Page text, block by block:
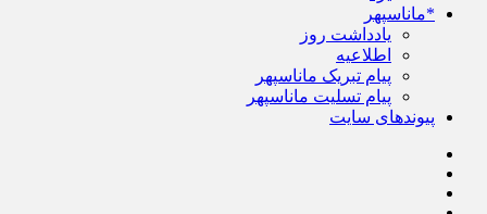
*ماناسپهر
یادداشت روز
اطلاعیه
پیام تبریک ماناسپهر
پیام تسلیت ماناسپهر
پیوندهای سایت